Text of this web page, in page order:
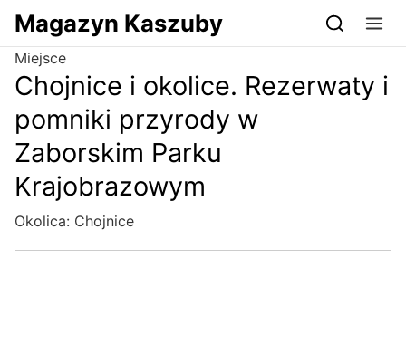
Przejdź do serwisu magazynkaszuby.pl
Magazyn Kaszuby
Miejsce
Chojnice i okolice. Rezerwaty i
pomniki przyrody w
Zaborskim Parku
Krajobrazowym
Okolica: Chojnice